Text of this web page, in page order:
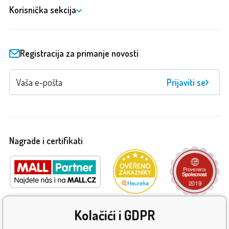
Korisnička sekcija
Registracija za primanje novosti
Prijaviti se
Nagrade i certifikati
Kolačići i GDPR